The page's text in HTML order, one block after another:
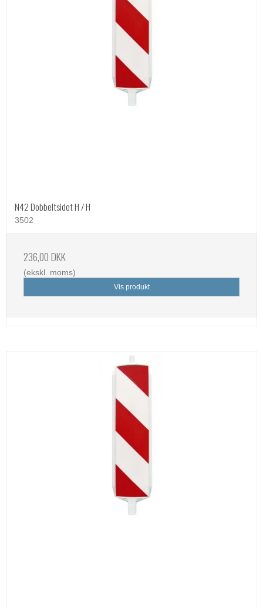
N42 Dobbeltsidet H / H
3502
236,00 DKK
(ekskl. moms)
Vis produkt